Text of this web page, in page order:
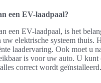
een EV-laadpaal?
een EV-laadpaal, is het
elektrische systeem
laadervaring. Ook moet u
is voor uw auto. U kunt
correct wordt geïnstalleerd.